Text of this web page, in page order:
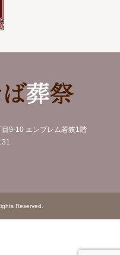
9-10 エンブレム若狭1階
Reserved.